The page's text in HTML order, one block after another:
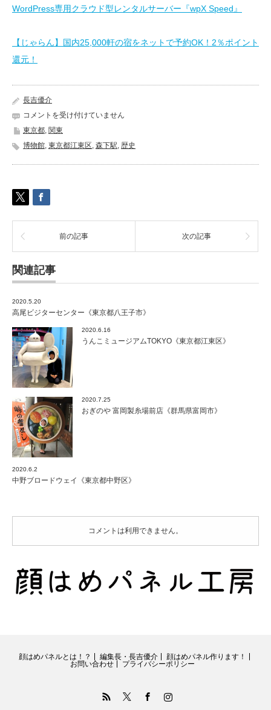
WordPress専用クラウド型レンタルサーバー『wpX Speed』
【じゃらん】国内25,000軒の宿をネットで予約OK！2％ポイント
還元！
長吉優介
江
東
芭
館
《東
江
東
区》
は
コメントを受け付けていません
東京都, 関東
博物館, 東京都江東区, 森下駅, 歴史
前の記事 次の記事
関連記事
2020.5.20
高尾ビジターセンター《東京都八王子市》
2020.6.16
うんこミュージアムTOKYO《東京都江東区》
2020.7.25
おぎのや 富岡製糸場前店《群馬県富岡市》
2020.6.2
中野ブロードウェイ《東京都中野区》
コメントは利用できません。
顔はめパネルとは！？ 編集長・長吉優介
顔はめパネル作ります！
お問い合わせ
プライバシーポリシー
FacebookInstagram